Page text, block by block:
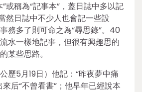
”或稱為“記事本”，蓋日誌中多以記
然日誌中不少人也會記一些設
務多了則可命之為“尋思錄”。40
水一樣地記事，但很有興趣思的
某些思路。
歷5月19日）他記：“昨夜夢中痛
后“不曾看書”；他早年已經說本